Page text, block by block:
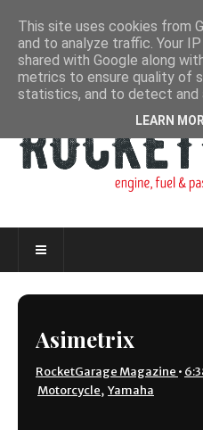
Asimetrix
RocketGarage Magazine •
Motorcycle, Yamaha
This site uses cookies from
and to analyze traffic. Your
shared with Google along
metrics to ensure quality of
statistics, and to detect and
LEARN